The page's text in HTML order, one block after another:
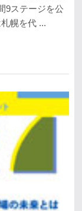
9ステージを公
幌を代 ...